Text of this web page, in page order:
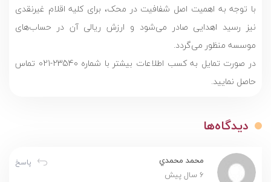
با توجه به اهمیت اصل شفافیت در محک، برای کلیه اقلام غیرنقدی
نیز رسید اهدایی صادر می‌شود و ارزش ریالی آن در حساب‌های
موسسه منظور می‌گردد.
در صورت تمایل به کسب اطلاعات بیشتر با شماره 23540-021 تماس
حاصل نمایید.
دیدگاه‌ها
پاسخ
محمد محمدي
6 سال پیش